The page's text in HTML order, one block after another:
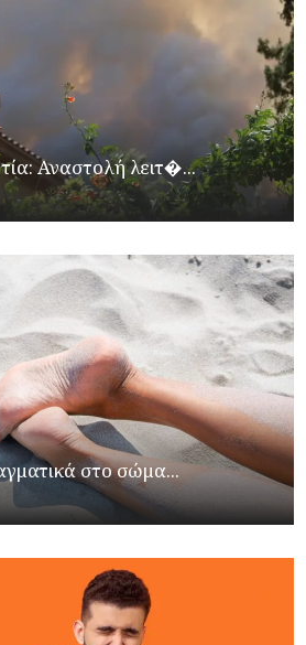
Αναστολή λειτ�...
στο σώμα...